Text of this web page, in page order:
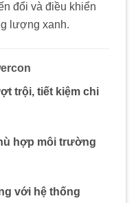
đổi và điều khiển
lượng xanh.
trội, tiết kiệm chi
hợp môi trường
với hệ thống